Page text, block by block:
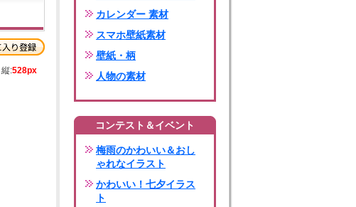
縦:528px
カレンダー 素材
スマホ壁紙素材
壁紙・柄
人物の素材
コンテスト＆イベント
梅雨のかわいい＆おし
ゃれなイラスト
かわいい！七夕イラス
ト